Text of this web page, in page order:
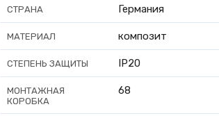
СТРАНА Германия
МАТЕРИАЛ композит
СТЕПЕНЬ ЗАЩИТЫ IP20
МОНТАЖНАЯ
КОРОБКА
68